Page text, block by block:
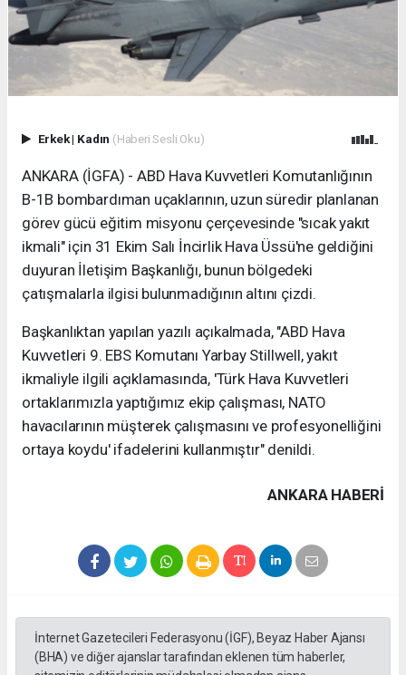
Erkek| Kadın (Haberi Sesli Oku)
ANKARA (İGFA) - ABD Hava Kuvvetleri Komutanlığının
B-1B bombardıman uçaklarının, uzun süredir planlanan
görev gücü eğitim misyonu çerçevesinde "sıcak yakıt
ikmali" için 31 Ekim Salı İncirlik Hava Üssü'ne geldiğini
duyuran İletişim Başkanlığı, bunun bölgedeki
çatışmalarla ilgisi bulunmadığının altını çizdi.
Başkanlıktan yapılan yazılı açıkalmada, "ABD Hava
Kuvvetleri 9. EBS Komutanı Yarbay Stillwell, yakıt
ikmaliyle ilgili açıklamasında, 'Türk Hava Kuvvetleri
ortaklarımızla yaptığımız ekip çalışması, NATO
havacılarının müşterek çalışmasını ve profesyonelliğini
ortaya koydu' ifadelerini kullanmıştır" denildi.
ANKARA HABERİ
İnternet Gazetecileri Federasyonu (İGF), Beyaz Haber Ajansı
(BHA) ve diğer ajanslar tarafından eklenen tüm haberler,